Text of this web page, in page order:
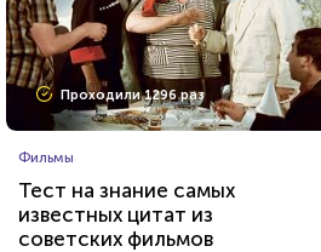
Проходили 291 раз
Психология
Тест на нарциссизм
Проходили 1296 раз
Фильмы
Тест на знание самых
известных цитат из
советских фильмов